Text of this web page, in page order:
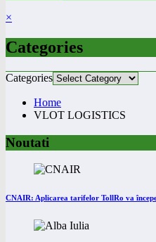
×
Categories
Categories
Home
VLOT LOGISTICS
Noutati
CNAIR: Aplicarea tarifelor TollRo va